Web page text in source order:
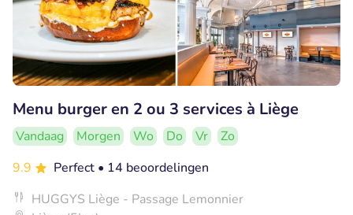
Menu burger en 2 ou 3 services à Liège
Vandaag Morgen Wo Do Vr
Zo
9.9
Perfect • 14 beoordelingen
HUGGYS Liège - Passage Lemonnier